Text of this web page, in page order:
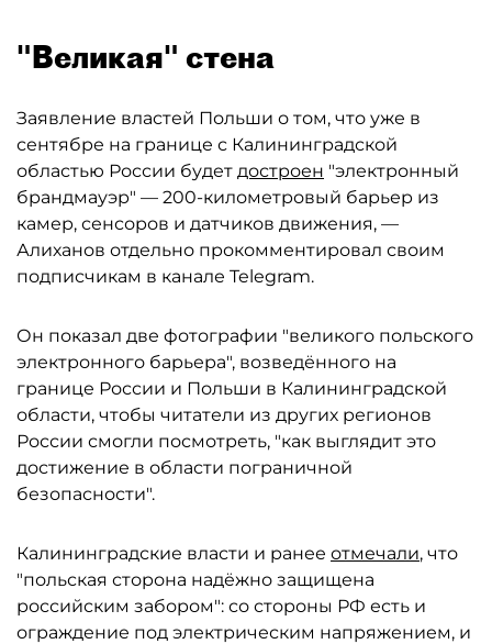
"Великая" стена
Заявление властей Польши о том, что уже в
сентябре на границе с Калининградской
областью России будет достроен "электронный
брандмауэр" — 200-километровый барьер из
камер, сенсоров и датчиков движения, —
Алиханов отдельно прокомментировал своим
подписчикам в канале Telegram.
Он показал две фотографии "великого польского
электронного барьера", возведённого на
границе России и Польши в Калининградской
области, чтобы читатели из других регионов
России смогли посмотреть, "как выглядит это
достижение в области пограничной
безопасности".
Калининградские власти и ранее отмечали, что
"польская сторона надёжно защищена
российским забором": со стороны РФ есть и
ограждение под электрическим напряжением, и